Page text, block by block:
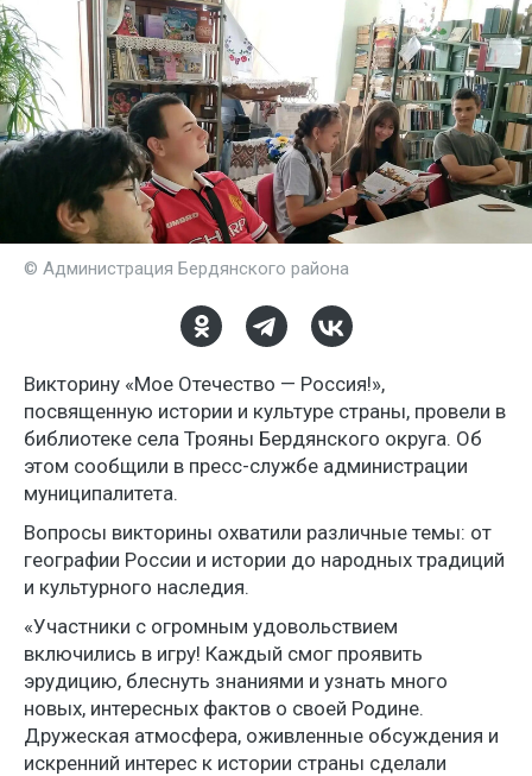
© Администрация Бердянского района
Викторину «Мое Отечество — Россия!»,
посвященную истории и культуре страны, провели в
библиотеке села Трояны Бердянского округа. Об
этом сообщили в пресс-службе администрации
муниципалитета.
Вопросы викторины охватили различные темы: от
географии России и истории до народных традиций
и культурного наследия.
«Участники с огромным удовольствием
включились в игру! Каждый смог проявить
эрудицию, блеснуть знаниями и узнать много
новых, интересных фактов о своей Родине.
Дружеская атмосфера, оживленные обсуждения и
искренний интерес к истории страны сделали